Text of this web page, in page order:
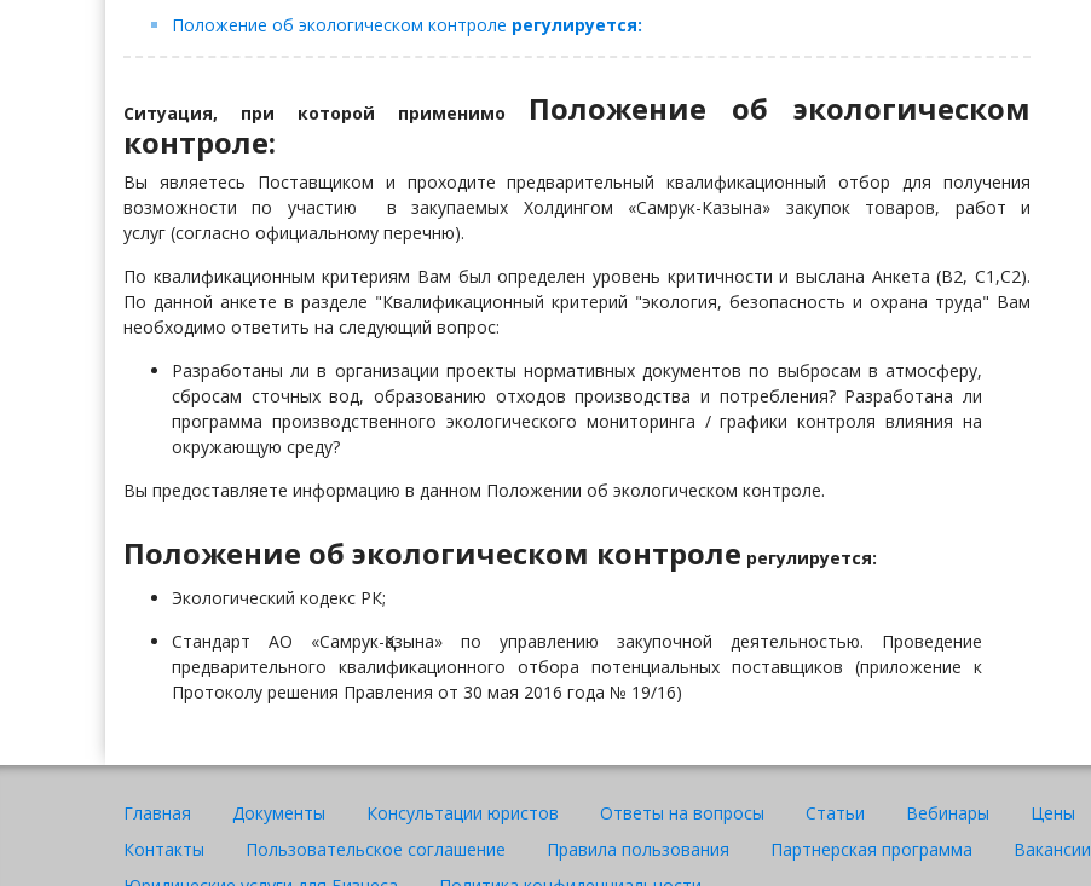
Положение об экологическом контроле​​​​​​​ регулируется:
Ситуация, при которой применимо
Положение об экологическом
контроле​​​​​​​:
Вы являетесь Поставщиком и проходите предварительный квалификационный отбор для получения
возможности по участию в закупаемых Холдингом «Самрук-Казына» закупок товаров, работ и
услуг (согласно официальному перечню).
По квалификационным критериям Вам был определен уровень критичности и выслана Анкета (В2, С1,С2).
По данной анкете в разделе "Квалификационный критерий "экология, безопасность и охрана труда" Вам
необходимо ответить на следующий вопрос:
Разработаны ли в организации проекты нормативных документов по выбросам в атмосферу,
сбросам сточных вод, образованию отходов производства и потребления? Разработана ли
программа производственного экологического мониторинга / графики контроля влияния на
окружающую среду?
Вы предоставляете информацию в данном Положении об экологическом контроле.
Положение об экологическом контроле​​​​​​​ регулируется:
Экологический кодекс РК;
Стандарт АО «Самрук-Қазына» по управлению закупочной деятельностью. Проведение
предварительного квалификационного отбора потенциальных поставщиков (приложение к
Протоколу решения Правления от 30 мая 2016 года № 19/16)
Главная Документы Консультации юристов Ответы на вопросы Статьи Вебинары Цены
Контакты
Пользовательское соглашение Правила пользования Партнерская программа Вакансии